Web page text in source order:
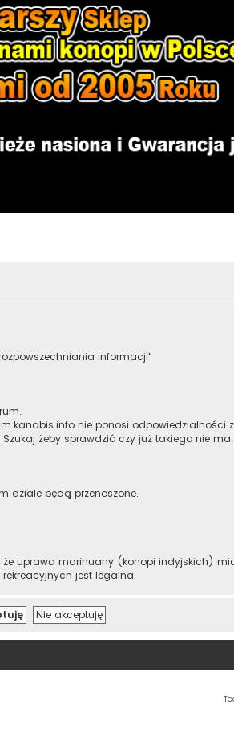
informacji"
nie ponosi odpowiedzialności
żeby sprawdzić czy już takiego nie ma.
dziale będą przenoszone.
uprawa marihuany (konopi indyjskich)
jest legalna.